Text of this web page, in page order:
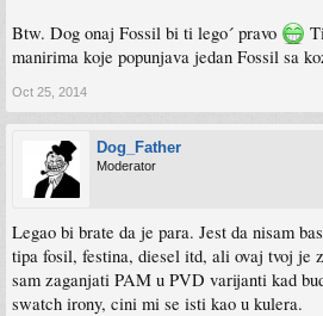
Btw. Dog onaj Fossil bi ti lego´ pravo
manirima koje popunjava jedan Fossil sa
Oct 25, 2014
Dog_Father
Moderator
Legao bi brate da je para. Jest da nisam
tipa fosil, festina, diesel itd, ali ovaj tvoj je
sam zaganjati PAM u PVD varijanti kad
swatch irony, cini mi se isti kao u kulera.